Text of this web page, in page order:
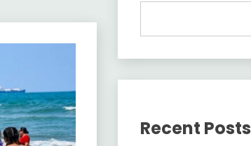
Recent Posts